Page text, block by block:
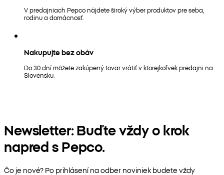
V predajniach Pepco nájdete široký výber produktov pre seba,
rodinu a domácnosť.
Nakupujte bez obáv
Do 30 dní môžete zakúpený tovar vrátiť v ktorejkoľvek predajni na
Slovensku.
Newsletter: Buďte vždy o krok
napred s Pepco.
Čo je nové? Po prihlásení na odber noviniek budete vždy